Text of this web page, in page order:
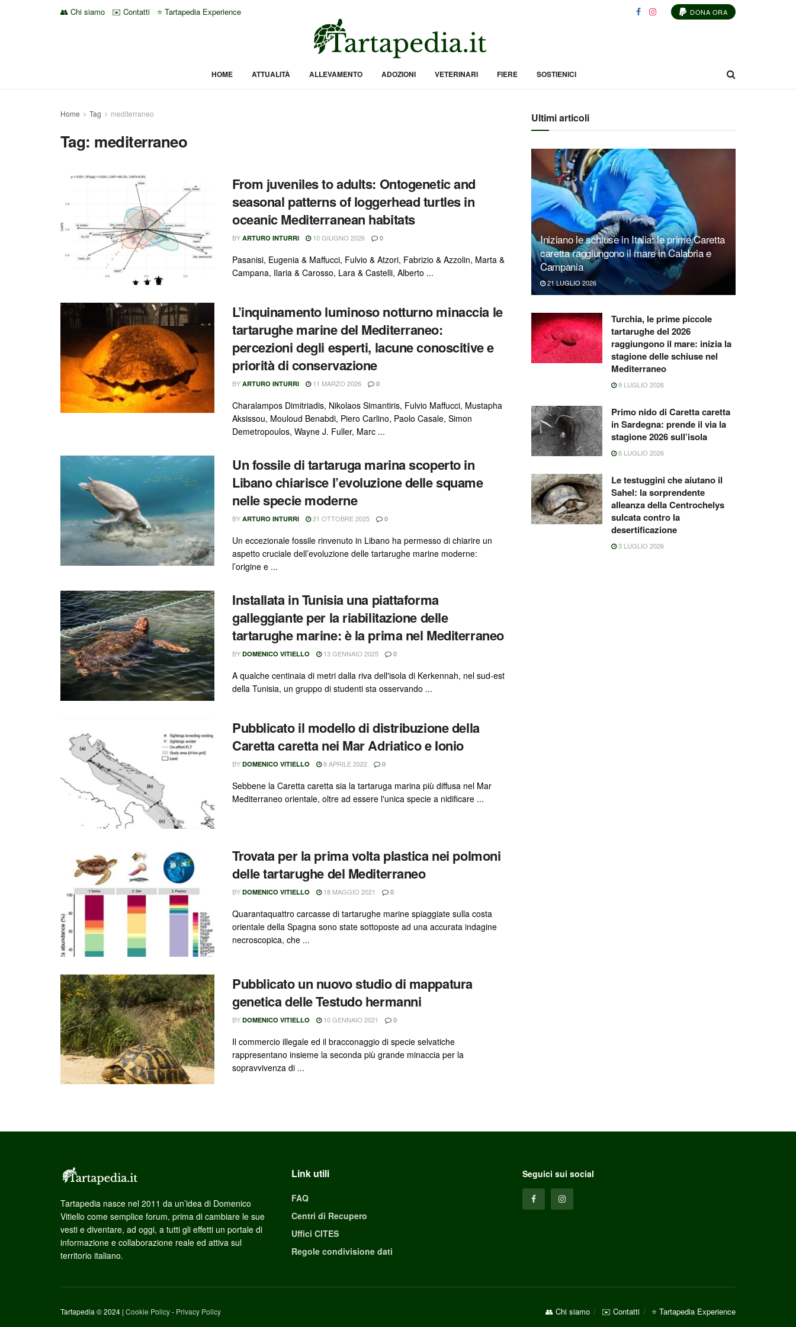
👥 Chi siamo ✉️ Contatti ⭐ Tartapedia Experience DONA ORA
HOME ATTUALITÀ ALLEVAMENTO ADOZIONI VETERINARI FIERE SOSTIENICI
Home Tag mediterraneo
Tag: mediterraneo
From juveniles to adults: Ontogenetic and
seasonal patterns of loggerhead turtles in
oceanic Mediterranean habitats
BY ARTURO INTURRI 10 GIUGNO 2026 0
Pasanisi, Eugenia & Maffucci, Fulvio & Atzori, Fabrizio & Azzolin, Marta &
Campana, Ilaria & Carosso, Lara & Castelli, Alberto ...
L’inquinamento luminoso notturno minaccia le
tartarughe marine del Mediterraneo:
percezioni degli esperti, lacune conoscitive e
priorità di conservazione
BY ARTURO INTURRI 11 MARZO 2026 0
Charalampos Dimitriadis, Nikolaos Simantiris, Fulvio Maffucci, Mustapha
Aksissou, Mouloud Benabdi, Piero Carlino, Paolo Casale, Simon
Demetropoulos, Wayne J. Fuller, Marc ...
Un fossile di tartaruga marina scoperto in
Libano chiarisce l’evoluzione delle squame
nelle specie moderne
BY ARTURO INTURRI 21 OTTOBRE 2025 0
Un eccezionale fossile rinvenuto in Libano ha permesso di chiarire un
aspetto cruciale dell’evoluzione delle tartarughe marine moderne:
l’origine e ...
Installata in Tunisia una piattaforma
galleggiante per la riabilitazione delle
tartarughe marine: è la prima nel Mediterraneo
BY DOMENICO VITIELLO 13 GENNAIO 2025 0
A qualche centinaia di metri dalla riva dell'isola di Kerkennah, nel sud-est
della Tunisia, un gruppo di studenti sta osservando ...
Pubblicato il modello di distribuzione della
Caretta caretta nei Mar Adriatico e Ionio
BY DOMENICO VITIELLO 8 APRILE 2022 0
Sebbene la Caretta caretta sia la tartaruga marina più diffusa nel Mar
Mediterraneo orientale, oltre ad essere l'unica specie a nidificare ...
Trovata per la prima volta plastica nei polmoni
delle tartarughe del Mediterraneo
BY DOMENICO VITIELLO 18 MAGGIO 2021 0
Quarantaquattro carcasse di tartarughe marine spiaggiate sulla costa
orientale della Spagna sono state sottoposte ad una accurata indagine
necroscopica, che ...
Pubblicato un nuovo studio di mappatura
genetica delle Testudo hermanni
BY DOMENICO VITIELLO 10 GENNAIO 2021 0
Il commercio illegale ed il bracconaggio di specie selvatiche
rappresentano insieme la seconda più grande minaccia per la
sopravvivenza di ...
Ultimi articoli
Iniziano le schiuse in Italia: le prime Caretta
caretta raggiungono il mare in Calabria e
Campania
21 LUGLIO 2026
Turchia, le prime piccole
tartarughe del 2026
raggiungono il mare: inizia la
stagione delle schiuse nel
Mediterraneo
9 LUGLIO 2026
Primo nido di Caretta caretta
in Sardegna: prende il via la
stagione 2026 sull’isola
6 LUGLIO 2026
Le testuggini che aiutano il
Sahel: la sorprendente
alleanza della Centrochelys
sulcata contro la
desertificazione
3 LUGLIO 2026
Tartapedia nasce nel 2011 da un’idea di Domenico
Vitiello come semplice forum, prima di cambiare le sue
vesti e diventare, ad oggi, a tutti gli effetti un portale di
informazione e collaborazione reale ed attiva sul
territorio italiano.
Link utili
FAQ
Centri di Recupero
Uffici CITES
Regole condivisione dati
Seguici sui social
👥 Chi siamo ✉️ Contatti ⭐ Tartapedia Experience
Tartapedia © 2024 | Cookie Policy- Privacy Policy